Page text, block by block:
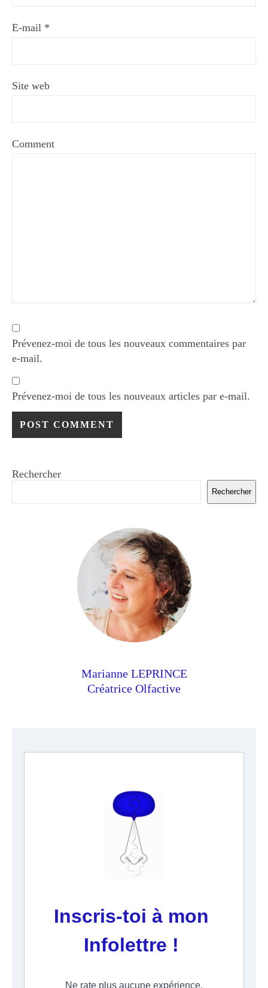
E-mail *
Site web
Comment
Prévenez-moi de tous les nouveaux commentaires par
e-mail.
Prévenez-moi de tous les nouveaux articles par e-mail.
Rechercher
Rechercher
Marianne LEPRINCE
Créatrice Olfactive